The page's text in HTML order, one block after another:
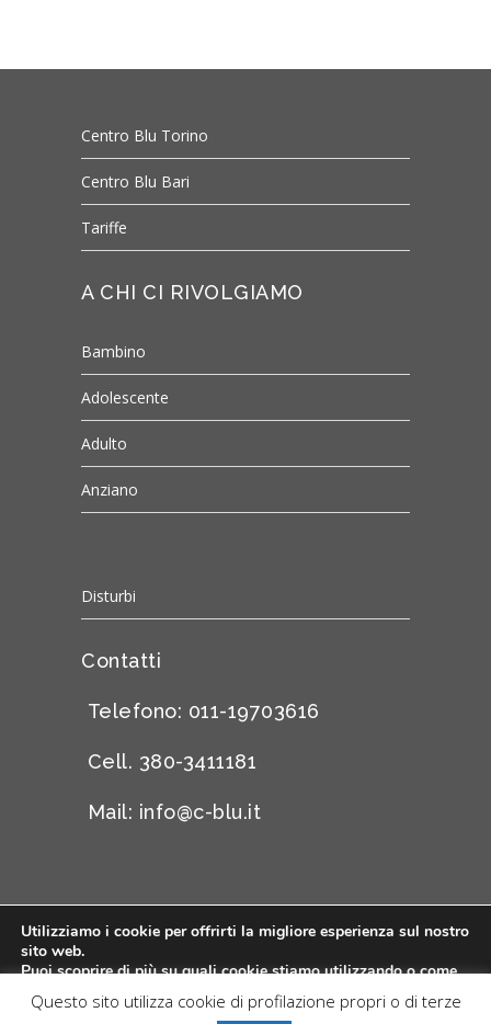
Centro Blu Torino
Centro Blu Bari
Tariffe
A CHI CI RIVOLGIAMO
Bambino
Adolescente
Adulto
Anziano
Disturbi
Contatti
Telefono: 011-19703616
Cell. 380-3411181
Mail: info@c-blu.it
©Centro Blu 2015 | P.iva 11262700013 |
Accedi
Questo sito utilizza cookie di profilazione propri o di terze
Utilizziamo i cookie per offrirti la migliore esperienza sul nostro
sito web.
Puoi scoprire di più su quali cookie stiamo utilizzando o come
disattivarli nelle
impostazioni